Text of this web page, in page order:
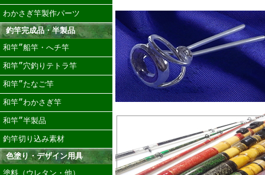
わかさぎ竿製作パーツ
釣竿完成品・半製品
和竿”船竿・へチ竿
和竿”穴釣りテトラ竿
和竿”たなご竿
和竿”わかさぎ竿
和竿”半製品
釣竿切り込み素材
色塗り・デザイン用具
塗料（ウレタン・他）